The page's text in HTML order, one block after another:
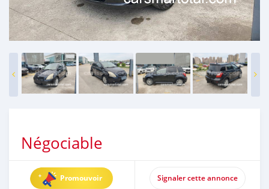
Négociable
Promouvoir Signaler cette annonce